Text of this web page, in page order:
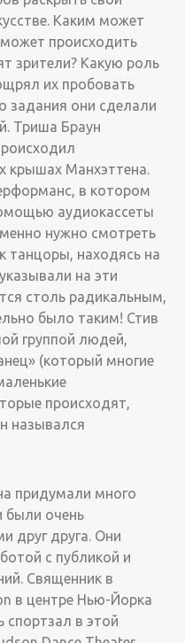
Каким может
происходить
зрители? Какую роль
их пробовать
задания они сделали
Триша Браун
крышах Манхэттена.
в котором
аудиокассеты
нужно смотреть
танцоры, находясь на
на эти
столь радикальным,
было таким! Стив
группой людей,
(который многие
происходят,
назывался
придумали много
были очень
друг друга. Они
с публикой и
Священник в
в центре Нью-Йорка
в этой